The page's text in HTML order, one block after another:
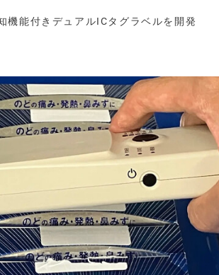
機能付きデュアルICタグラベルを開発